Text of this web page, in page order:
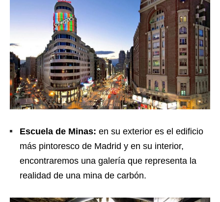
Escuela de Minas: en su exterior es el edificio
más pintoresco de Madrid y en su interior,
encontraremos una galería que representa la
realidad de una mina de carbón.